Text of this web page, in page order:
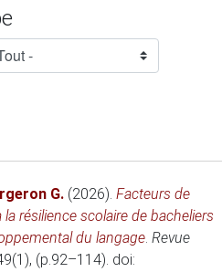
G. (2026). Facteurs de
résilience scolaire de bacheliers
du langage. Revue
(p.92–114). doi: